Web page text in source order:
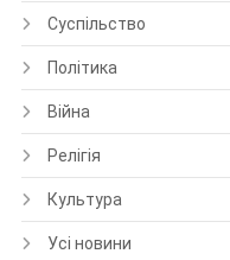
Суспільство
Політика
Війна
Релігія
Культура
Усі новини